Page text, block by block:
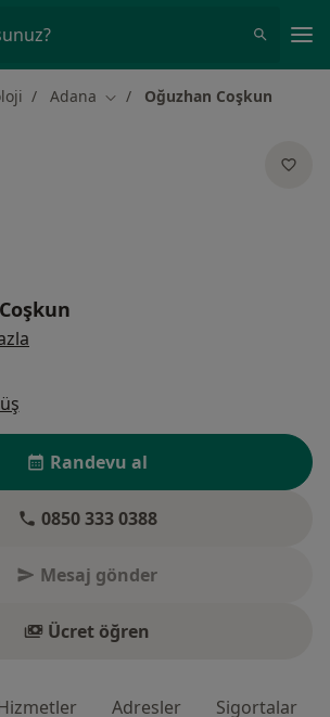
Adana Şehir değiştir
Oğuzhan Coşkun
Randevu al
0850 333 0388
Mesaj gönder
Ücret öğren
Adresler Sigortalar